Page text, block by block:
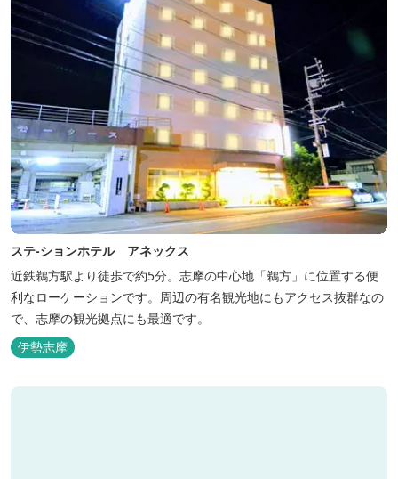
ステ-ションホテル アネックス
近鉄鵜方駅より徒歩で約5分。志摩の中心地「鵜方」に位置する便
利なローケーションです。周辺の有名観光地にもアクセス抜群なの
で、志摩の観光拠点にも最適です。
伊勢志摩